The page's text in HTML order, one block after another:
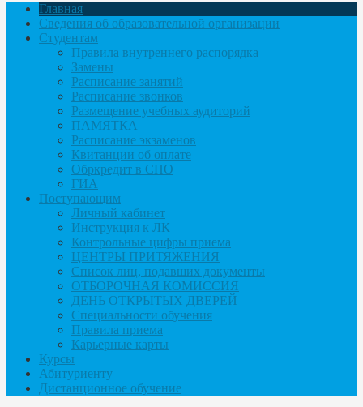
Главная
Сведения об образовательной организации
Студентам
Правила внутреннего распорядка
Замены
Расписание занятий
Расписание звонков
Размещение учебных аудиторий
ПАМЯТКА
Расписание экзаменов
Квитанции об оплате
Обркредит в СПО
ГИА
Поступающим
Личный кабинет
Инструкция к ЛК
Контрольные цифры приема
ЦЕНТРЫ ПРИТЯЖЕНИЯ
Список лиц, подавших документы
ОТБОРОЧНАЯ КОМИССИЯ
ДЕНЬ ОТКРЫТЫХ ДВЕРЕЙ
Специальности обучения
Правила приема
Карьерные карты
Курсы
Абитуриенту
Дистанционное обучение